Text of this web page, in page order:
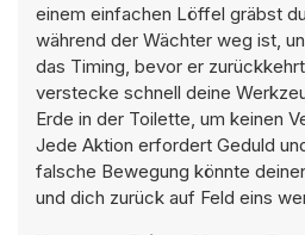
einem einfachen Löffel gräbst
während der Wächter weg ist,
das Timing, bevor er
verstecke schnell deine
Erde in der Toilette, um keinen
Jede Aktion erfordert Geduld
falsche Bewegung könnte
und dich zurück auf Feld eins